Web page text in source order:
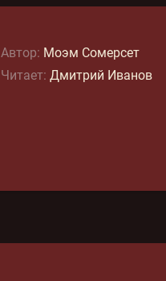
Автор: Моэм Сомерсет
Читает: Дмитрий Иванов